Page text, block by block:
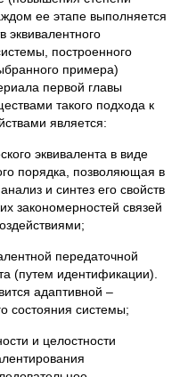
ее этапе выполняется
эквивалентного
построенного
примера)
первой главы
такого подхода к
является:
эквивалента в виде
порядка, позволяющая в
и синтез его свойств
закономерностей связей
передаточной
(путем идентификации).
адаптивной –
состояния системы;
и целостности